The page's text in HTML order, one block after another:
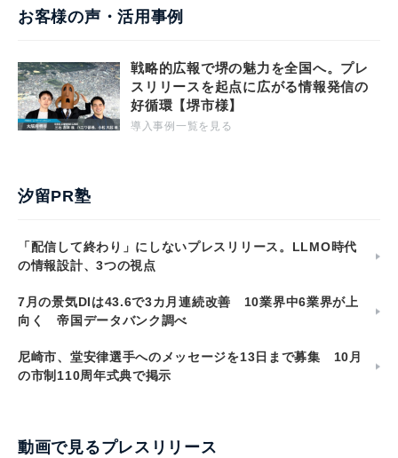
お客様の声・活用事例
戦略的広報で堺の魅力を全国へ。プレ
スリリースを起点に広がる情報発信の
好循環【堺市様】
導入事例一覧を見る
汐留PR塾
「配信して終わり」にしないプレスリリース。LLMO時代
の情報設計、3つの視点
7月の景気DIは43.6で3カ月連続改善 10業界中6業界が上
向く 帝国データバンク調べ
尼崎市、堂安律選手へのメッセージを13日まで募集 10月
の市制110周年式典で掲示
動画で見るプレスリリース